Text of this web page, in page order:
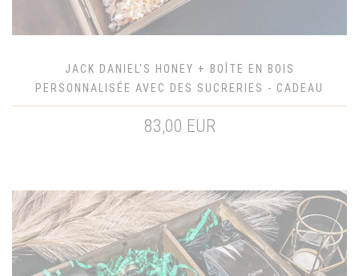
JACK DANIEL'S HONEY + BOÎTE EN BOIS
PERSONNALISÉE AVEC DES SUCRERIES - CADEAU
POUR LUI
83,00 EUR